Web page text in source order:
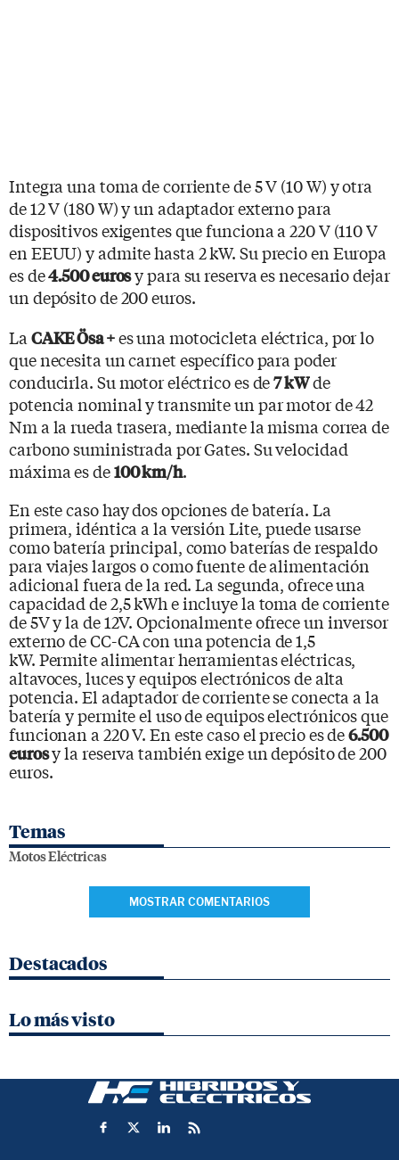
Integra una toma de corriente de 5 V (10 W) y otra
de 12 V (180 W) y un adaptador externo para
dispositivos exigentes que funciona a 220 V (110 V
en EEUU) y admite hasta 2 kW. Su precio en Europa
es de4.500 eurosy para su reserva es necesario dejar
un depósito de 200 euros.
La CAKE Ösa +es una motocicleta eléctrica, por lo
que necesita un carnet específico para poder
conducirla. Su motor eléctrico es de7 kWde
potencia nominal y transmite un par motor de 42
Nm a la rueda trasera, mediante la misma correa de
carbono suministrada por Gates. Su velocidad
máxima es de100 km/h.
En este caso hay dos opciones de batería. La
primera, idéntica a la versión Lite, puede usarse
como batería principal, como baterías de respaldo
para viajes largos o como fuente de alimentación
adicional fuera de la red. La segunda, ofrece una
capacidad de 2,5 kWh e incluye la toma de corriente
de 5V y la de 12V. Opcionalmente ofrece un inversor
externo de CC-CA con una potencia de 1,5
kW. Permite alimentar herramientas eléctricas,
altavoces, luces y equipos electrónicos de alta
potencia. El adaptador de corriente se conecta a la
batería y permite el uso de equipos electrónicos que
funcionan a 220 V. En este caso el precio es de6.500
eurosy la reserva también exige un depósito de 200
euros.
Temas
Motos Eléctricas
MOSTRAR COMENTARIOS
Destacados
Lo más visto